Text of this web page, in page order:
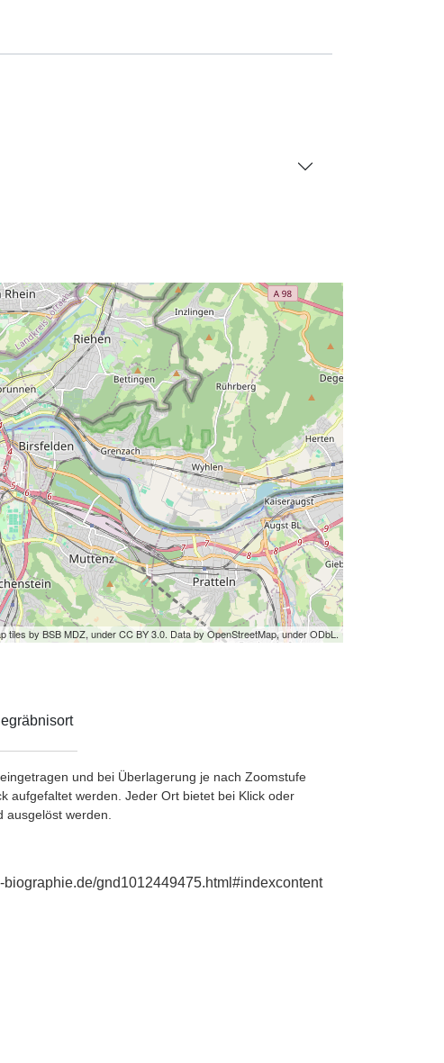
tiles by BSB MDZ, under CC BY 3.0. Data by OpenStreetMap, under ODbL.
und bei Überlagerung je nach Zoomstufe
aufgefaltet werden. Jeder Ort bietet bei Klick oder
werden.
gnd1012449475.html#indexcontent